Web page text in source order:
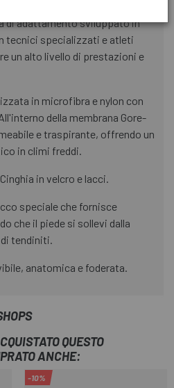
di adattamento sviluppato in
tecnici specializzati e atleti
un alto livello di prestazioni e
in microfibra e nylon con
della membrana Gore-
e traspirante, offrendo un
in climi freddi.
in velcro e lacci.
speciale che fornisce
che il piede si sollevi dalla
tendiniti.
anatomica e foderata.
QUESTO
ANCHE:
-10%